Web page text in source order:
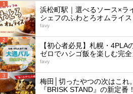
1
浜松町駅｜選べるソース×ラ
シェフのふわとろオムライス
favy
2
【初心者必見】札幌・
ゼロでハシゴ飯を楽しむ完全
favy
3
梅田│切ったやつの次はこれ
『BRISK STAND』の新定番！